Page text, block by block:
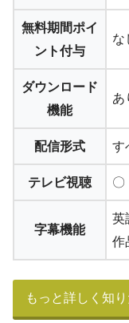
無料期間ポイ
ント付与
な
ダウンロード
機能
あ
配信形式 す
テレビ視聴 〇
字幕機能
英
作
もっと詳しく知